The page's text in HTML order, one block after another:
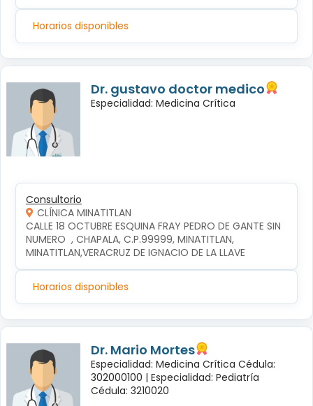
Horarios disponibles
Dr. gustavo doctor medico
Especialidad: Medicina Crítica
Consultorio
CLÍNICA MINATITLAN
CALLE 18 OCTUBRE ESQUINA FRAY PEDRO DE GANTE SIN
NUMERO  , CHAPALA, C.P.99999, MINATITLAN,
MINATITLAN,VERACRUZ DE IGNACIO DE LA LLAVE
Horarios disponibles
Dr. Mario Mortes
Especialidad: Medicina Crítica Cédula:
302000100 | Especialidad: Pediatría
Cédula: 3210020